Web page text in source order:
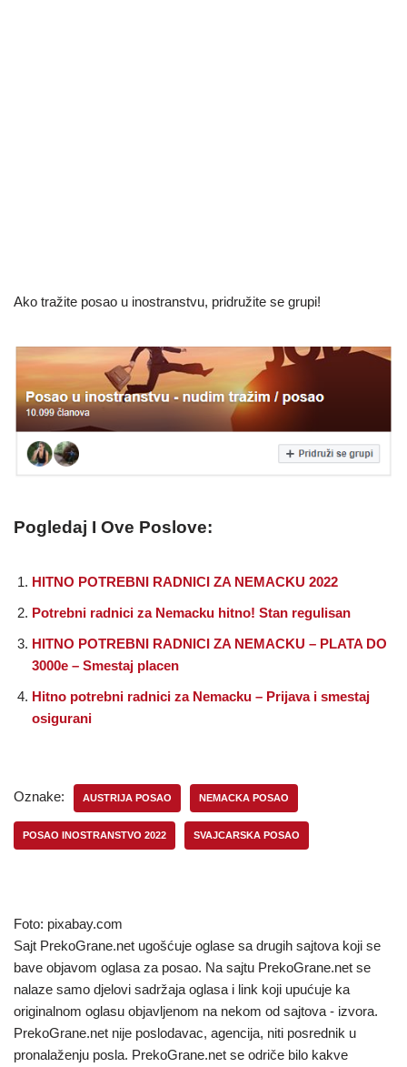
Ako tražite posao u inostranstvu, pridružite se grupi!
Pogledaj I Ove Poslove:
HITNO POTREBNI RADNICI ZA NEMACKU 2022
Potrebni radnici za Nemacku hitno! Stan regulisan
HITNO POTREBNI RADNICI ZA NEMACKU – PLATA DO
3000e – Smestaj placen
Hitno potrebni radnici za Nemacku – Prijava i smestaj
osigurani
Oznake: AUSTRIJA POSAO NEMACKA POSAO
POSAO INOSTRANSTVO 2022 SVAJCARSKA POSAO
Foto: pixabay.com
Sajt PrekoGrane.net ugošćuje oglase sa drugih sajtova koji se
bave objavom oglasa za posao. Na sajtu PrekoGrane.net se
nalaze samo djelovi sadržaja oglasa i link koji upućuje ka
originalnom oglasu objavljenom na nekom od sajtova - izvora.
PrekoGrane.net nije poslodavac, agencija, niti posrednik u
pronalaženju posla. PrekoGrane.net se odriče bilo kakve